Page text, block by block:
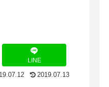
LINE
2019.07.13